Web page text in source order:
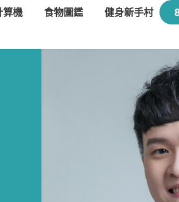
算機 食物圖鑑 健身新手村